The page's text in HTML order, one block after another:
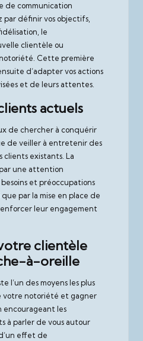
de communication
définir vos objectifs,
le
clientèle ou
Cette première
d’adapter vos actions
et de leurs attentes.
actuels
de chercher à conquérir
de veiller à entretenir des
clients existants. La
une attention
et préoccupations
par la mise en place de
leur engagement
clientèle
à-oreille
l’un des moyens les plus
votre notoriété et gagner
encourageant les
à parler de vous autour
effet de